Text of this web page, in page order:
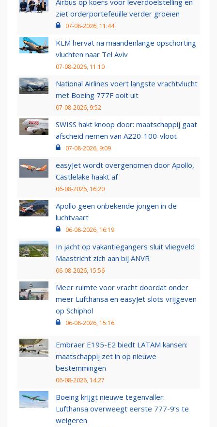
Airbus op koers voor leverdoelstelling en
ziet orderportefeuille verder groeien
07-08-2026, 11:44
KLM hervat na maandenlange opschorting
vluchten naar Tel Aviv
07-08-2026, 11:10
National Airlines voert langste vrachtvlucht
met Boeing 777F ooit uit
07-08-2026, 9:52
SWISS hakt knoop door: maatschappij gaat
afscheid nemen van A220-100-vloot
07-08-2026, 9:09
easyJet wordt overgenomen door Apollo,
Castlelake haakt af
06-08-2026, 16:20
Apollo geen onbekende jongen in de
luchtvaart
06-08-2026, 16:19
In jacht op vakantiegangers sluit vliegveld
Maastricht zich aan bij ANVR
06-08-2026, 15:56
Meer ruimte voor vracht doordat onder
meer Lufthansa en easyJet slots vrijgeven
op Schiphol
06-08-2026, 15:16
Embraer E195-E2 biedt LATAM kansen:
maatschappij zet in op nieuwe
bestemmingen
06-08-2026, 14:27
Boeing krijgt nieuwe tegenvaller:
Lufthansa overweegt eerste 777-9’s te
weigeren